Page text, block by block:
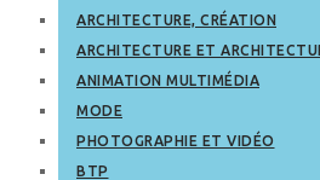
ARCHITECTURE, CRÉATION
ARCHITECTURE ET
ANIMATION MULTIMÉDIA
MODE
PHOTOGRAPHIE ET VIDÉO
BTP